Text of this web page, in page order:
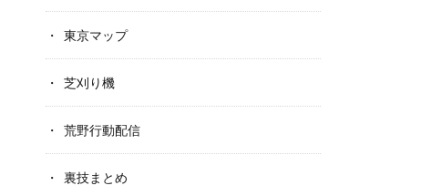
東京マップ
芝刈り機
荒野行動配信
裏技まとめ